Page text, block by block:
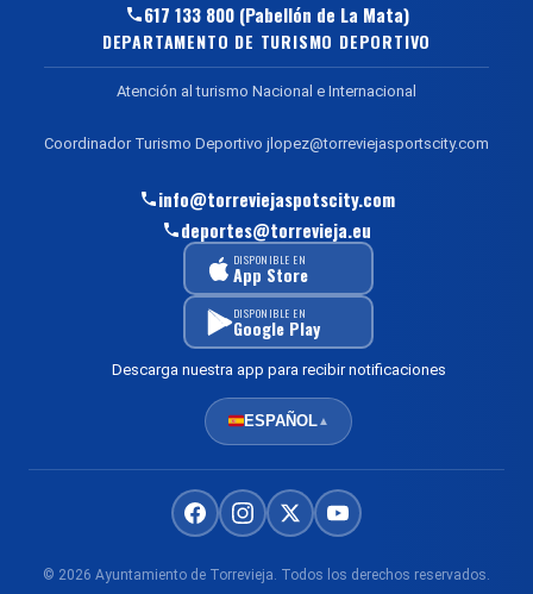
617 133 800 (Pabellón de La Mata)
DEPARTAMENTO DE TURISMO DEPORTIVO
Atención al turismo Nacional e Internacional
Coordinador Turismo Deportivo jlopez@torreviejasportscity.com
info@torreviejaspotscity.com
deportes@torrevieja.eu
DISPONIBLE EN
App Store
DISPONIBLE EN
Google Play
Descarga nuestra app para recibir notificaciones
ESPAÑOL▲
© 2026 Ayuntamiento de Torrevieja. Todos los derechos reservados.